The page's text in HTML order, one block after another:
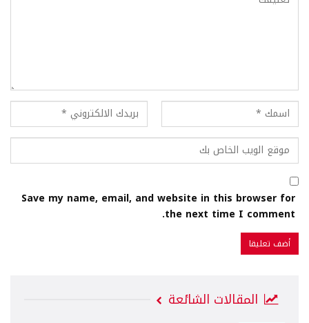
Save my name, email, and website in this browser for
the next time I comment.
المقالات الشائعة